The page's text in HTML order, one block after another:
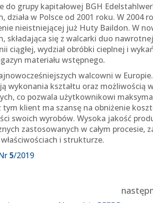
do grupy kapitałowej BGH
w Polsce od 2001 roku. W 2004
nieistniejącej już Huty Baildon. W
składająca się z walcarki duo
ciągłej, wydział obróbki cieplnej i
materiału wstępnego.
walcowni w
wykonania kształtu oraz możliwością
co pozwala użytkownikowi
tym klient ma szansę na obniżenie
swoich wyrobów. Wysoka jakość
zastosowanych w całym procesie,
i strukturze.
5/2019